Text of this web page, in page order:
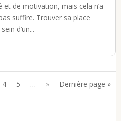
et de motivation, mais cela n’a
suffire. Trouver sa place
d’un...
4 5 … » Dernière page »